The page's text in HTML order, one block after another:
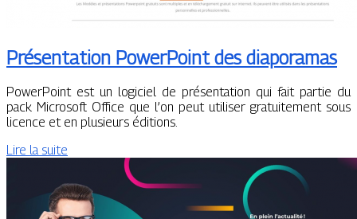
Présentation PowerPoint des diaporamas
PowerPoint est un logiciel de présentation qui fait partie du
pack Microsoft Office que l’on peut utiliser gratuitement sous
licence et en plusieurs éditions.
Lire la suite